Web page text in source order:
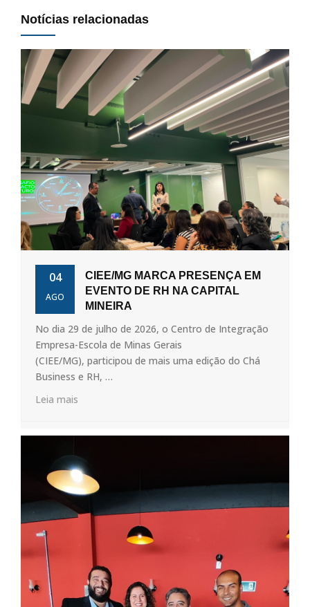
Notícias relacionadas
04
AGO
CIEE/MG MARCA PRESENÇA EM
EVENTO DE RH NA CAPITAL
MINEIRA
No dia 29 de julho de 2026, o Centro de Integração
Empresa-Escola de Minas Gerais
(CIEE/MG), participou de mais uma edição do Chá
Business e RH, …
Leia mais